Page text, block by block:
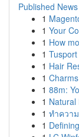
Published News
1
1 Your
1 How
1
1 Hair
1
1 88m:
1 Natural
1 ทำควา
1